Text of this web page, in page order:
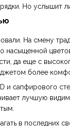
Но услышит
На смену
да еще с
более
и сапфирового
лучшую
в последних